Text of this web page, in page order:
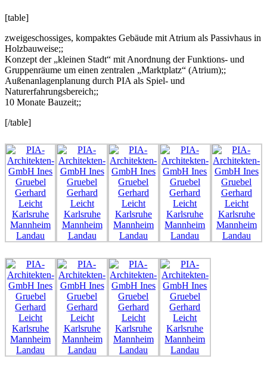
[table]
zweigeschossiges, kompaktes Gebäude mit Atrium als Passivhaus in
Holzbauweise;;
Konzept der „kleinen Stadt“ mit Anordnung der Funktions- und
Gruppenräume um einen zentralen „Marktplatz“ (Atrium);;
Außenanlagenplanung durch PIA als Spiel- und
Naturerfahrungsbereich;;
10 Monate Bauzeit;;
[/table]